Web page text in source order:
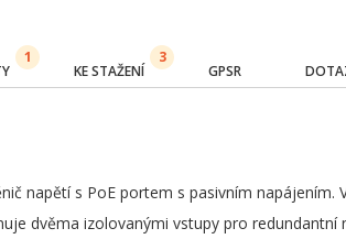
1
KE STAŽENÍ
3
GPSR
napětí s PoE portem s pasivním napájením.
dvěma izolovanými vstupy pro redundantní